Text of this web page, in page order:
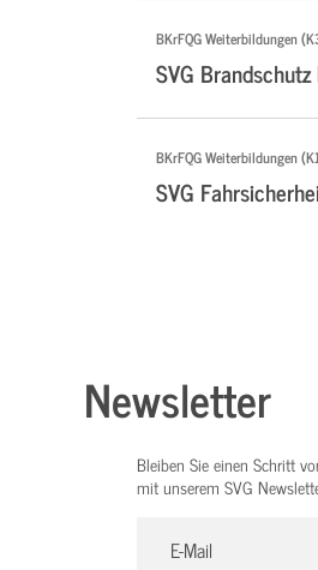
BKrFQG Weiterbildungen
SVG Brandschutz
BKrFQG Weiterbildungen
SVG
Newsletter
Bleiben Sie einen Schritt
mit unserem SVG